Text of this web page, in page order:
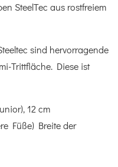
SteelTec aus rostfreiem
sind hervorragende
Trittfläche. Diese ist
12 cm
Füße) Breite der